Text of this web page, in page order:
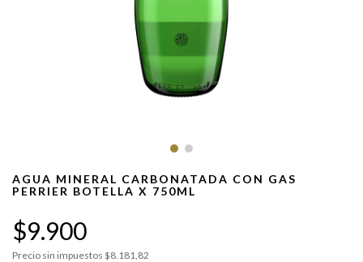
AGUA MINERAL CARBONATADA CON GAS
PERRIER BOTELLA X 750ML
$9.900
Precio sin impuestos $8.181,82